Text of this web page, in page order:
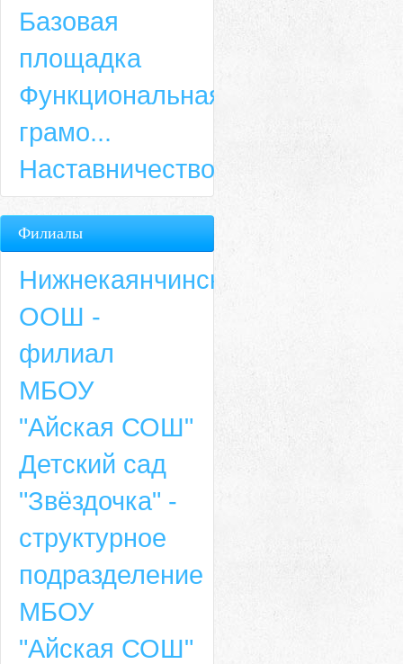
Базовая
площадка
Функциональная
грамо...
Наставничество
Филиалы
Нижнекаянчинская
ООШ -
филиал
МБОУ
"Айская СОШ"
Детский сад
"Звёздочка" -
структурное
подразделение
МБОУ
"Айская СОШ"